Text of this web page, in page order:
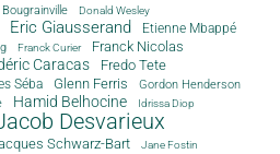
Donald Wesley
Eric Giausserand Etienne Mbappé
Franck Curier Franck Nicolas
Caracas Fredo Tete
Séba Glenn Ferris Gordon Henderson
Hamid Belhocine
Idrissa Diop
Desvarieux
Schwarz-Bart Jane Fostin